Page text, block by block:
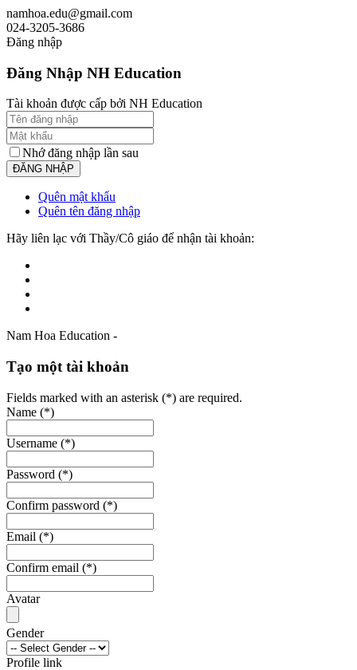
namhoa.edu@gmail.com
024-3205-3686
Đăng nhập
Đăng Nhập NH Education
Tài khoản được cấp bởi NH Education
Nhớ đăng nhập lần sau
Quên mật khẩu
Quên tên đăng nhập
Hãy liên lạc với Thầy/Cô giáo để nhận tài khoản:
Nam Hoa Education -
Tạo một tài khoản
Fields marked with an asterisk (*) are required.
Name (*)
Username (*)
Password (*)
Confirm password (*)
Email (*)
Confirm email (*)
Avatar
Gender
Profile link